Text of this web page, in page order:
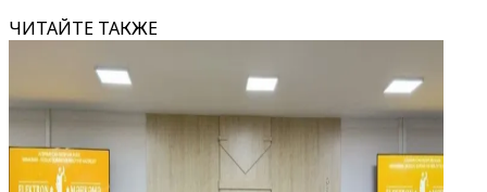
ЧИТАЙТЕ ТАКЖЕ